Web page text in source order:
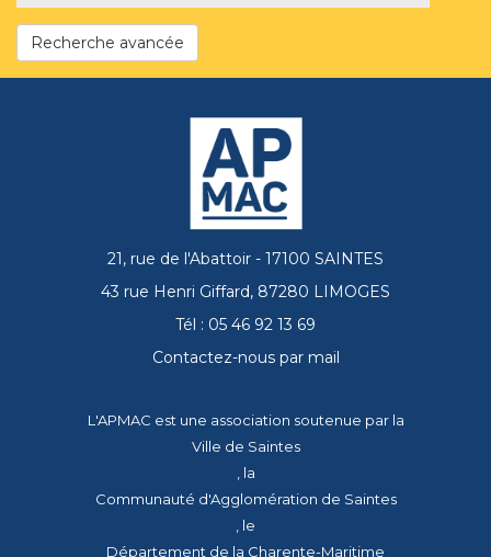
Recherche avancée
21, rue de l'Abattoir - 17100 SAINTES
43 rue Henri Giffard, 87280 LIMOGES
Tél : 05 46 92 13 69
Contactez-nous par mail
L'APMAC est une association soutenue par la
Ville de Saintes
, la
Communauté d'Agglomération de Saintes
, le
Département de la Charente-Maritime